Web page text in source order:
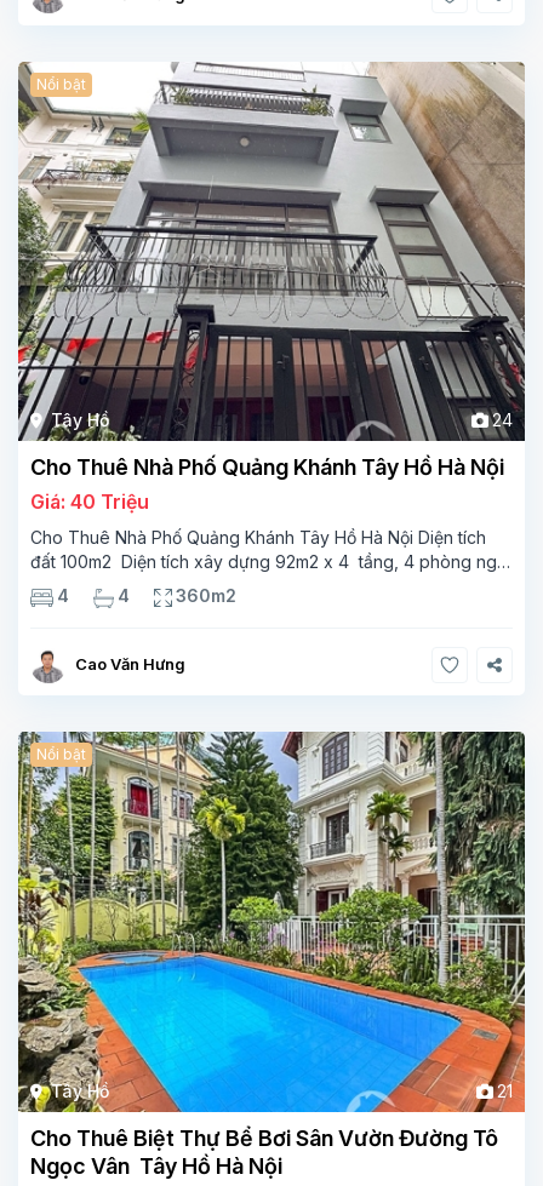
Tây Hồ 24
Nổi bật
Cho Thuê Nhà Phố Quảng Khánh Tây Hồ Hà Nội
Giá: 40 Triệu
Cho Thuê Nhà Phố Quảng Khánh Tây Hồ Hà Nội Diện tích
đất 100m2 Diện tích xây dựng 92m2 x 4 tầng, 4 phòng ngủ
3 phòng tắm Tầng 1 – phòng bếp-1wc Tầng 2– phòng khách
, 1 phòng ngủ,1 phòng tắm Tầng 3- 2
4 4 360m2
Cao Văn Hưng
Tây Hồ 21
Nổi bật
Cho Thuê Biệt Thự Bể Bơi Sân Vườn Đường Tô
Ngọc Vân Tây Hồ Hà Nội